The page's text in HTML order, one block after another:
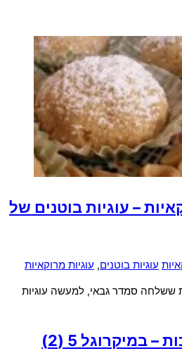
– עוגיות בוטנים של
עוגיות בוטנים, עוגיות מרוקאיות
ששלחה סמדר גבאי, למעשה עוגיות
– במיקרוגל 5 (2)